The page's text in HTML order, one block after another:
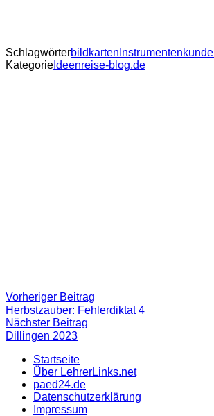
Schlagwörterbildkarten Instrumentenkunde
Kategorie Ideenreise-blog.de
Beitragsnavigation
Vorheriger Beitrag
Beitrag:
Herbstzauber: Fehlerdiktat 4
Nächster Beitrag
Dillingen 2023
Startseite
Über LehrerLinks.net
paed24.de
Datenschutzerklärung
Impressum